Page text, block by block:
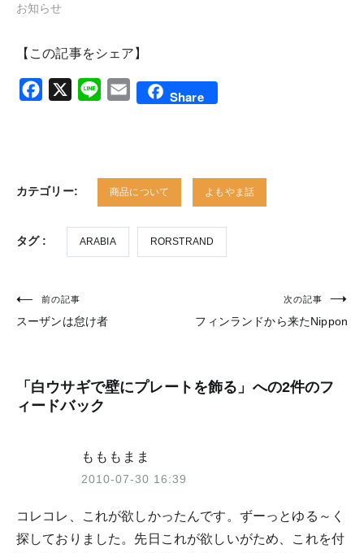
お知らせ
【この記事をシェア】
Facebook
X Line Email Share
カテゴリー: 商品について よもやま話
タグ : ARABIA RORSTRAND
投
稿
ビ
ゲ
ン
前の記事
スーザンは怠け者
次の記事
フィンランドから来たNippon
「 白ウサギで壁にプレートを飾る 」への2件のフ
ィードバック
もももまま
2010-07-30 16:39
コレコレ、これが欲しかったんです。ずーっとゆる～く
探しておりました。先日これが欲しいがため、これを付